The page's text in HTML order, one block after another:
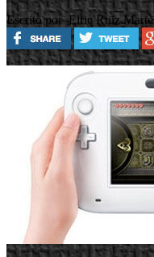
Escrito por Elric Ruiz